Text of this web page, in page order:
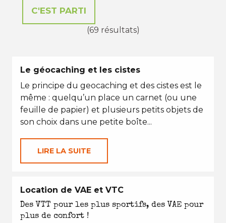
(69 résultats)
Le géocaching et les cistes
Le principe du geocaching et des cistes est le
même : quelqu’un place un carnet (ou une
feuille de papier) et plusieurs petits objets de
son choix dans une petite boîte...
LIRE LA SUITE
Location de VAE et VTC
Des VTT pour les plus sportifs, des VAE pour
plus de confort !